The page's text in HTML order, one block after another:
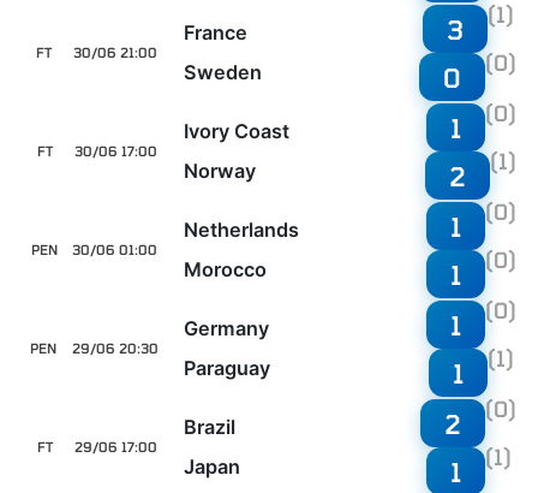
30/06 21:00
FT
France
Sweden
3 (1)
0 (0)
30/06 17:00
FT
Ivory Coast
Norway
1 (0)
2 (1)
30/06 01:00
PEN
Netherlands
Morocco
1 (0)
1 (0)
29/06 20:30
PEN
Germany
Paraguay
1 (0)
1 (1)
29/06 17:00
FT
Brazil
Japan
2 (0)
1 (1)